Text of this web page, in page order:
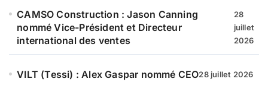
CAMSO Construction : Jason Canning
nommé Vice-Président et Directeur
international des ventes
28
juillet
2026
VILT (Tessi) : Alex Gaspar nommé CEO28 juillet 2026